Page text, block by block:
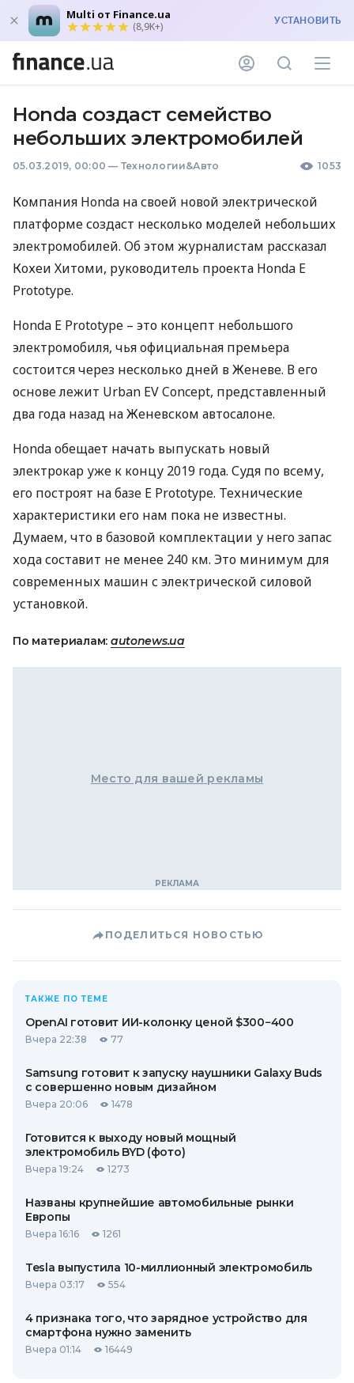
Multi от Finance.ua
(8,9K+) УСТАНОВИТЬ
Honda создаст семейство
небольших электромобилей
05.03.2019, 00:00 — Технологии&Авто 1053
Компания Honda на своей новой электрической
платформе создаст несколько моделей небольших
электромобилей. Об этом журналистам рассказал
Кохеи Хитоми, руководитель проекта Honda E
Prototype.
Honda E Prototype – это концепт небольшого
электромобиля, чья официальная премьера
состоится через несколько дней в Женеве. В его
основе лежит Urban EV Concept, представленный
два года назад на Женевском автосалоне.
Honda обещает начать выпускать новый
электрокар уже к концу 2019 года. Судя по всему,
его построят на базе E Prototype. Технические
характеристики его нам пока не известны.
Думаем, что в базовой комплектации у него запас
хода составит не менее 240 км. Это минимум для
современных машин с электрической силовой
установкой.
По материалам: autonews.ua
Место для вашей рекламы
ПОДЕЛИТЬСЯ НОВОСТЬЮ
ТАКЖЕ ПО ТЕМЕ
OpenAI готовит ИИ-колонку ценой $300−400
Вчера 22:38 77
Samsung готовит к запуску наушники Galaxy Buds
с совершенно новым дизайном
Вчера 20:06 1478
Готовится к выходу новый мощный
электромобиль BYD (фото)
Вчера 19:24 1273
Названы крупнейшие автомобильные рынки
Европы
Вчера 16:16 1261
Tesla выпустила 10-миллионный электромобиль
Вчера 03:17 554
4 признака того, что зарядное устройство для
смартфона нужно заменить
Вчера 01:14 16449